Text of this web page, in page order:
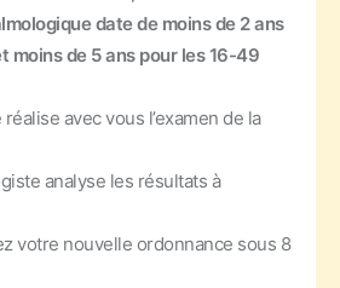
date de moins de 2 ans
moins de 5 ans pour les 16-49
avec vous l’examen de la
analyse les résultats à
nouvelle ordonnance sous 8